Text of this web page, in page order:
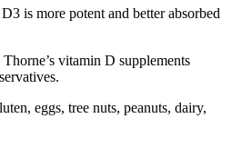
is more potent and better absorbed
vitamin D supplements
eggs, tree nuts, peanuts, dairy,